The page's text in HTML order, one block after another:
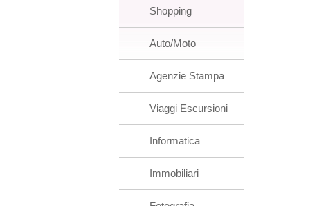
Shopping
Auto/Moto
Agenzie Stampa
Viaggi Escursioni
Informatica
Immobiliari